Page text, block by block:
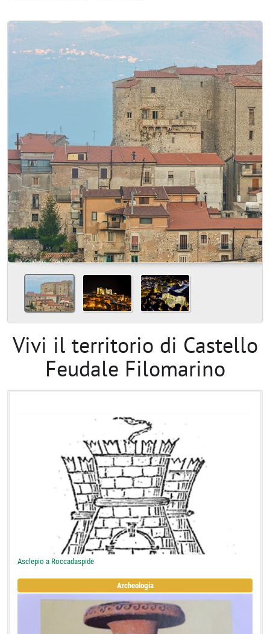
Vivi il territorio di Castello
Feudale Filomarino
Asclepio a Roccadaspide
Archeologia